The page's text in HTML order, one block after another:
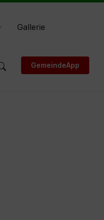
Gallerie
GemeindeApp